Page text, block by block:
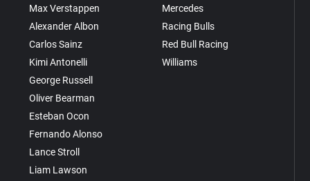
Max Verstappen
Alexander Albon
Carlos Sainz
Kimi Antonelli
George Russell
Oliver Bearman
Esteban Ocon
Fernando Alonso
Lance Stroll
Liam Lawson
Mercedes
Racing Bulls
Red Bull Racing
Williams